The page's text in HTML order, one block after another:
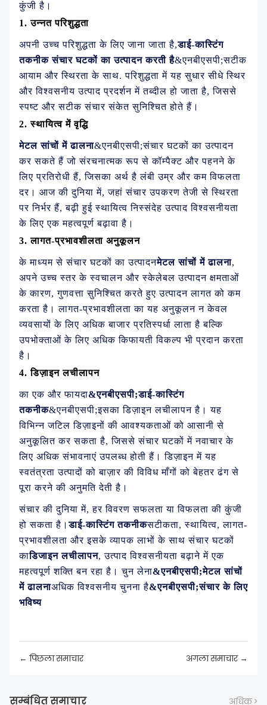
कुंजी है।
1. उन्नत परिशुद्धता
अपनी उच्च परिशुद्धता के लिए जाना जाता है,डाई-कास्टिंग
तकनीक संचार घटकों का उत्पादन करती है&एनबीएसपी;सटीक
आयाम और स्थिरता के साथ. परिशुद्धता में यह सुधार सीधे स्थिर
और विश्वसनीय उत्पाद प्रदर्शन में तब्दील हो जाता है, जिससे
स्पष्ट और सटीक संचार संकेत सुनिश्चित होते हैं।
2. स्थायित्व में वृद्धि
मेटल सांचों में ढालना&एनबीएसपी;संचार घटकों का उत्पादन
कर सकते हैं जो संरचनात्मक रूप से कॉम्पैक्ट और पहनने के
लिए प्रतिरोधी हैं, जिसका अर्थ है लंबी उम्र और कम विफलता
दर। आज की दुनिया में, जहां संचार उपकरण तेजी से स्थिरता
पर निर्भर हैं, बढ़ी हुई स्थायित्व निस्संदेह उत्पाद विश्वसनीयता
के लिए एक महत्वपूर्ण बढ़ावा है।
3. लागत-प्रभावशीलता अनुकूलन
के माध्यम से संचार घटकों का उत्पादनमेटल सांचों में ढालना,
अपने उच्च स्तर के स्वचालन और स्केलेबल उत्पादन क्षमताओं
के कारण, गुणवत्ता सुनिश्चित करते हुए उत्पादन लागत को कम
करता है। लागत-प्रभावशीलता का यह अनुकूलन न केवल
व्यवसायों के लिए अधिक बाजार प्रतिस्पर्धा लाता है बल्कि
उपभोक्ताओं के लिए अधिक किफायती विकल्प भी प्रदान करता
है।
4. डिज़ाइन लचीलापन
का एक और फायदा&एनबीएसपी;डाई-कास्टिंग
तकनीक&एनबीएसपी;इसका डिज़ाइन लचीलापन है। यह
विभिन्न जटिल डिज़ाइनों की आवश्यकताओं को आसानी से
अनुकूलित कर सकता है, जिससे संचार घटकों में नवाचार के
लिए अधिक संभावनाएं उपलब्ध होती हैं। डिज़ाइन में यह
स्वतंत्रता उत्पादों को बाज़ार की विविध माँगों को बेहतर ढंग से
पूरा करने की अनुमति देती है।
संचार की दुनिया में, हर विवरण सफलता या विफलता की कुंजी
हो सकता है।डाई-कास्टिंग तकनीकसटीकता, स्थायित्व, लागत-
प्रभावशीलता और इसके व्यापक लाभों के साथ संचार घटकों
काडिजाइन लचीलापन, उत्पाद विश्वसनीयता बढ़ाने में एक
महत्वपूर्ण शक्ति बन रहा है। चुन लेना&एनबीएसपी;मेटल सांचों
में ढालनाअधिक विश्वसनीय चुनना है&एनबीएसपी;संचार के लिए
भविष्य
← पिछला समाचार अगला समाचार →
सम्बंधित समाचार अधिक >